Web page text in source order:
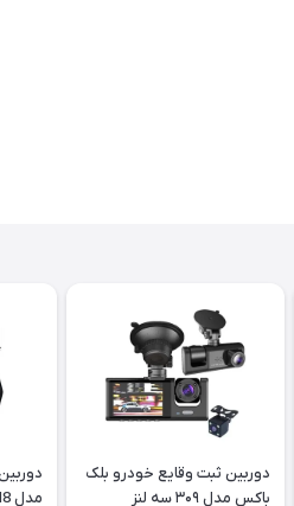
دوربین ثبت وقایع خودرو بلک
باکس مدل ۳۰۹ سه لنز
مدل M8